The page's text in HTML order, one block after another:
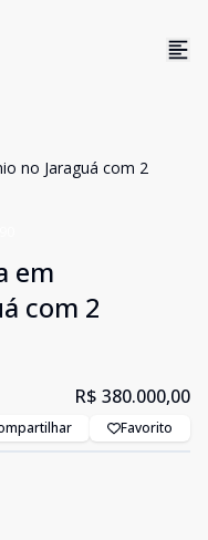
no Jaraguá com 2
em
com 2
R$ 380.000,00
Favorito